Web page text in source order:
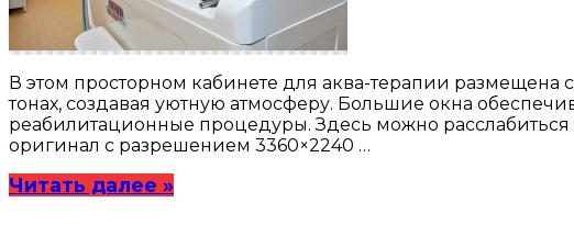
В этом просторном кабинете для аква-терапии
тонах, создавая уютную атмосферу. Большие окна
реабилитационные процедуры. Здесь можно
оригинал с разрешением 3360×2240 …
Читать далее »